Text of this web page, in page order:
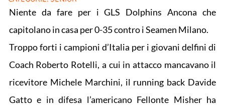
Niente da fare per i GLS Dolphins Ancona che
capitolano in casa per 0-35 contro i Seamen Milano.
Troppo forti i campioni d’Italia per i giovani delfini di
Coach Roberto Rotelli, a cui in attacco mancavano il
ricevitore Michele Marchini, il running back Davide
Gatto e in difesa l’americano Fellonte Misher ha